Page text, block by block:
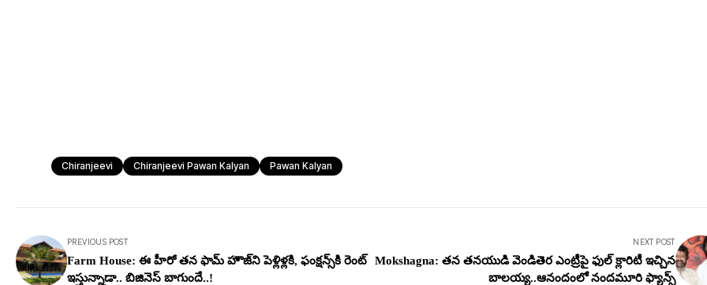
Chiranjeevi Chiranjeevi Pawan Kalyan Pawan Kalyan
PREVIOUS POST
Farm House: ఈ హీరో త‌న ఫామ్ హౌజ్‌ని పెళ్లిళ్లకి, ఫంక్ష‌న్స్‌కి రెంట్
ఇస్తున్నాడా.. బిజినెస్ బాగుందే..!
NEXT POST
Mokshagna: త‌న త‌న‌యుడి వెండితెర ఎంట్రీపై ఫుల్ క్లారిటీ ఇచ్చిన
బాల‌య్య‌..ఆనందంలో నంద‌మూరి ఫ్యాన్స్